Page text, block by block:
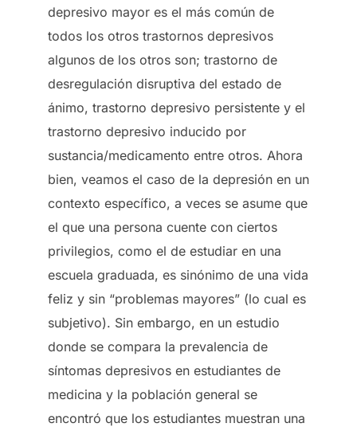
depresivo mayor es el más común de
todos los otros trastornos depresivos
algunos de los otros son; trastorno de
desregulación disruptiva del estado de
ánimo, trastorno depresivo persistente y el
trastorno depresivo inducido por
sustancia/medicamento entre otros. Ahora
bien, veamos el caso de la depresión en un
contexto específico, a veces se asume que
el que una persona cuente con ciertos
privilegios, como el de estudiar en una
escuela graduada, es sinónimo de una vida
feliz y sin “problemas mayores” (lo cual es
subjetivo). Sin embargo, en un estudio
donde se compara la prevalencia de
síntomas depresivos en estudiantes de
medicina y la población general se
encontró que los estudiantes muestran una